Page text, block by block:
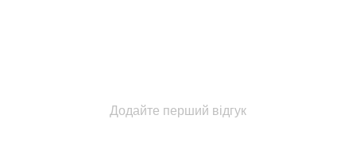
Додайте перший відгук